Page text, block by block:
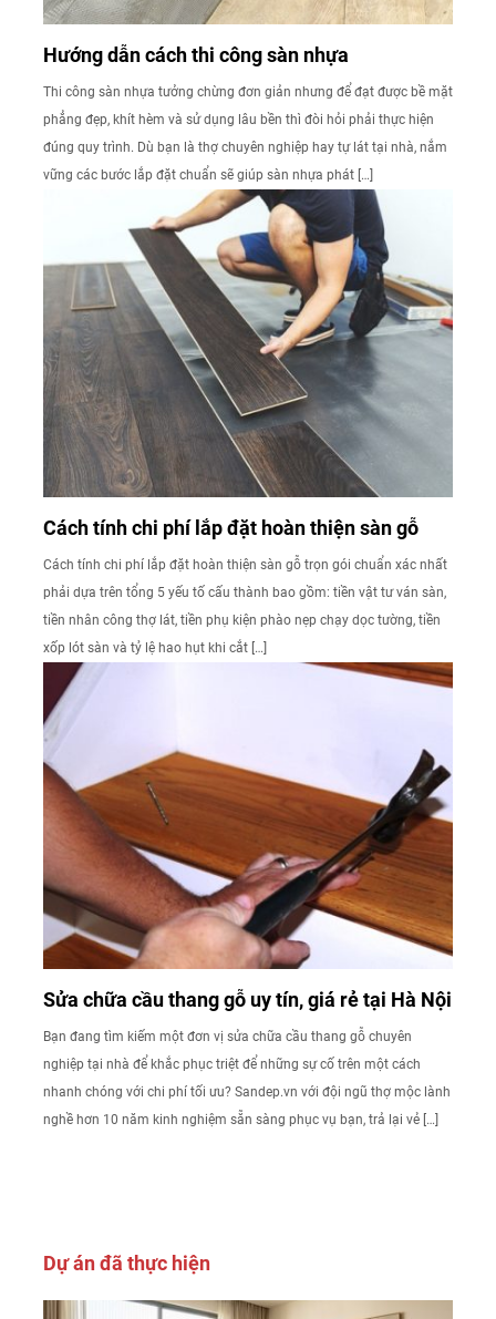
Hướng dẫn cách thi công sàn nhựa
Thi công sàn nhựa tưởng chừng đơn giản nhưng để đạt được bề mặt
phẳng đẹp, khít hèm và sử dụng lâu bền thì đòi hỏi phải thực hiện
đúng quy trình. Dù bạn là thợ chuyên nghiệp hay tự lát tại nhà, nắm
vững các bước lắp đặt chuẩn sẽ giúp sàn nhựa phát […]
Cách tính chi phí lắp đặt hoàn thiện sàn gỗ
Cách tính chi phí lắp đặt hoàn thiện sàn gỗ trọn gói chuẩn xác nhất
phải dựa trên tổng 5 yếu tố cấu thành bao gồm: tiền vật tư ván sàn,
tiền nhân công thợ lát, tiền phụ kiện phào nẹp chạy dọc tường, tiền
xốp lót sàn và tỷ lệ hao hụt khi cắt […]
Sửa chữa cầu thang gỗ uy tín, giá rẻ tại Hà Nội
Bạn đang tìm kiếm một đơn vị sửa chữa cầu thang gỗ chuyên
nghiệp tại nhà để khắc phục triệt để những sự cố trên một cách
nhanh chóng với chi phí tối ưu? Sandep.vn với đội ngũ thợ mộc lành
nghề hơn 10 năm kinh nghiệm sẵn sàng phục vụ bạn, trả lại vẻ […]
Dự án đã thực hiện